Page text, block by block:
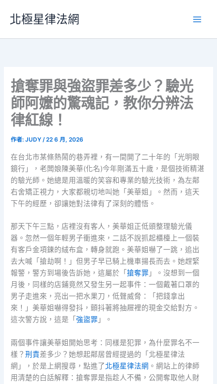
要
北極星律法網
搶奪罪與強盜罪差多少？驗光
師阿嬤的驚魂記，教你分辨法
律紅線！
作者:JUDY/22 6 月, 2026
在台北市某條熱鬧的巷弄裡，有一間開了二十年的「光明眼
鏡行」，老闆娘陳美華(化名)今年剛滿五十歲，是個技術精湛
的驗光師。她總是用溫暖的笑容和專業的驗光技術，為左鄰
右舍矯正視力，大家都親切地叫她「美華姐」。然而，這天
下午的經歷，卻讓她對法律有了深刻的體悟。
那天下午三點，店裡沒有客人，美華姐正低頭整理驗光儀
器。忽然一個年輕男子衝進來，二話不說抓起櫃檯上一個裝
有客戶金項鍊的絨布盒，轉身就跑。美華姐嚇了一跳，追出
去大喊「搶劫啊！」但男子早已騎上機車揚長而去。她趕緊
報警，警方到場後告訴她，這屬於「搶奪罪 」。沒想到一個
月後，同樣的店鋪竟然又發生另一起事件：一個戴著口罩的
男子走進來，亮出一把水果刀，低聲威脅：「把錢拿出
來！」美華姐嚇得發抖，顫抖著將抽屜裡的現金交給對方。
這次警方說，這是「強盜罪 」。
兩個事件讓美華姐開始思考：同樣是犯罪，為什麼罪名不一
樣？刑責差多少？她想起鄰居曾經提過的「北極星律法
網」，於是上網搜尋，點進了北極星律法網 。網站上的律師
用清楚的白話解釋：搶奪罪是指趁人不備，公開奪取他人財